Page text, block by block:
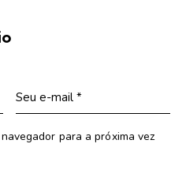
para a próxima vez